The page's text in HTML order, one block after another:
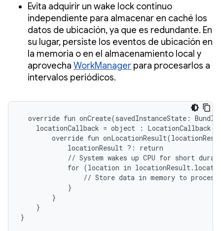
Evita adquirir un wake lock continuo
independiente para almacenar en caché los
datos de ubicación, ya que es redundante. En
su lugar, persiste los eventos de ubicación en
la memoria o en el almacenamiento local y
aprovecha WorkManager para procesarlos a
intervalos periódicos.
override fun onCreate(savedInstanceState:
locationCallback = object :
override fun
            locationResult ?: return
// System wakes up CPU for short
for (location in
// Store data in memory to
            }
        }
    }
}